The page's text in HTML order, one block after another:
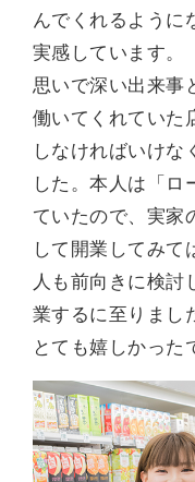
んでくれるように
実感しています。
思いで深い出来事
働いてくれていた
しなければいけな
した。本人は「ロ
ていたので、実家
して開業してみて
人も前向きに検討
業するに至りまし
とても嬉しかった